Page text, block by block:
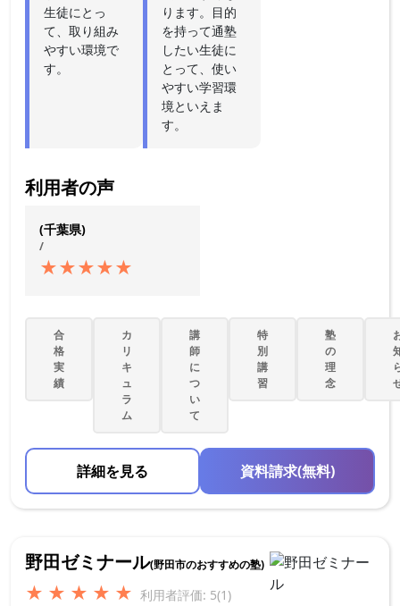
生徒にとっ
て、取り組み
やすい環境で
す。
ります。目的
を持って通塾
したい生徒に
とって、使い
やすい学習環
境といえま
す。
利用者の声
(千葉県)
/
★★★★★
合
格
実
績
カ
リ
キ
ュ
ラ
ム
講
師
に
つ
い
て
特
別
講
習
塾
の
理
念
詳細を見る 資料請求(無料)
野田ゼミナール(野田市のおすすめの塾)
★ ★ ★ ★ ★ 利用者評価: 5(1)